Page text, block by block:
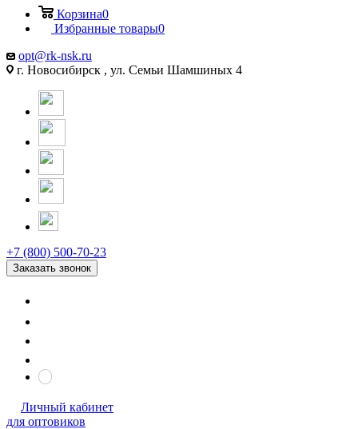
Корзина0
Избранные товары0
opt@rk-nsk.ru
г. Новосибирск , ул. Семьи Шамшиных 4
+7 (800) 500-70-23
Заказать звонок
Личный кабинет
для оптовиков